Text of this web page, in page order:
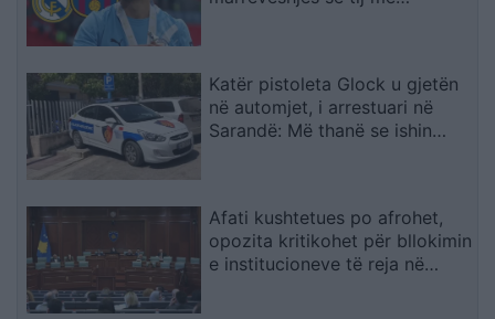
Katër pistoleta Glock u gjetën
në automjet, i arrestuari në
Sarandë: Më thanë se ishin
Afati kushtetues po afrohet,
opozita kritikohet për bllokimin
e institucioneve të reja në